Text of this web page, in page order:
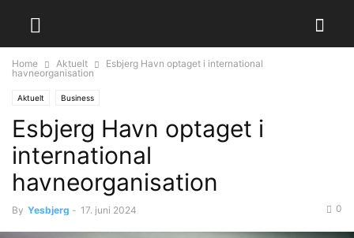
Home Aktuelt
Esbjerg Havn optaget i international
havneorganisation
Aktuelt Business
Esbjerg Havn optaget i
international
havneorganisation
By Yesbjerg - 17. juni 2024 0